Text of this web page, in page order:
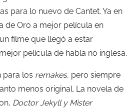
para lo nuevo de Cantet. Ya en
de Oro a mejor película en
un filme que llegó a estar
película de habla no inglesa.
para los remakes, pero siempre
menos original. La novela de
Doctor Jekyll y Mister